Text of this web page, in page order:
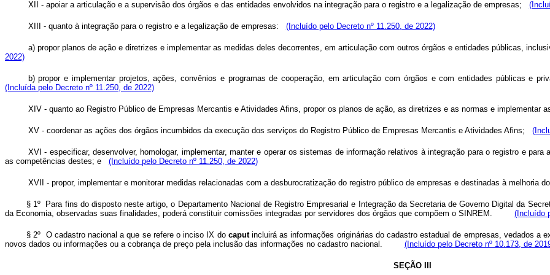
XII - apoiar a articulação e a supervisão dos órgãos e das entidades envolvidos na integração para o registro e a legalização de empresas;
XIII - quanto à integração para o registro e a legalização de empresas: (Incluído pelo Decreto nº 11.250, de 2022)
a) propor planos de ação e diretrizes e implementar as medidas deles decorrentes, em articulação com outros órgãos e entidades públicas,
2022)
b) propor e implementar projetos, ações, convênios e programas de cooperação, em articulação com órgãos e com entidades públicas e
(Incluída pelo Decreto nº 11.250, de 2022)
XIV - quanto ao Registro Público de Empresas Mercantis e Atividades Afins, propor os planos de ação, as diretrizes e as normas e implementar
XV - coordenar as ações dos órgãos incumbidos da execução dos serviços do Registro Público de Empresas Mercantis e Atividades Afins;
XVI - especificar, desenvolver, homologar, implementar, manter e operar os sistemas de informação relativos à integração para o registro e
as competências destes; e
(Incluído pelo Decreto nº 11.250, de 2022)
XVII - propor, implementar e monitorar medidas relacionadas com a desburocratização do registro público de empresas e destinadas à melhoria
§ 1º Para fins do disposto neste artigo, o Departamento Nacional de Registro Empresarial e Integração da Secretaria de Governo Digital da
da Economia, observadas suas finalidades, poderá constituir comissões integradas por servidores dos órgãos que compõem o SINREM. (Incluído
§ 2º O cadastro nacional a que se refere o inciso IX do caputincluirá as informações originárias do cadastro estadual de empresas, vedados a
novos dados ou informações ou a cobrança de preço pela inclusão das informações no cadastro nacional. (Incluído pelo Decreto nº 10.173, de
SEÇÃO III